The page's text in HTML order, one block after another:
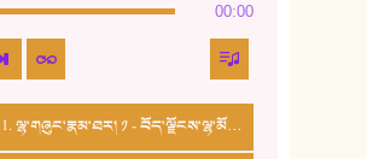
15. ཤམ་པ་ལ་ཡི་སྲས་མོ།
16. ལྷ་བུ་དར་བུ།
17. ང་བོད་པ་ཡིན། - ཕུར་བུ་རྣམ་རྒྱལ།
00:00
1. ལྷ་གཞུང་རྣམ་ཐར། ༡ - བོད་ལྗོངས་ལྷ་མོ་ཚོགས་པ།